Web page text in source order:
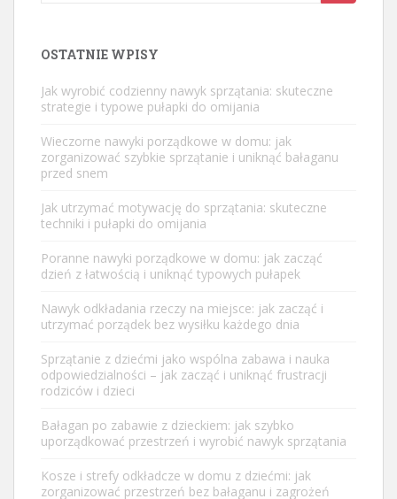
OSTATNIE WPISY
Jak wyrobić codzienny nawyk sprzątania: skuteczne
strategie i typowe pułapki do omijania
Wieczorne nawyki porządkowe w domu: jak
zorganizować szybkie sprzątanie i uniknąć bałaganu
przed snem
Jak utrzymać motywację do sprzątania: skuteczne
techniki i pułapki do omijania
Poranne nawyki porządkowe w domu: jak zacząć
dzień z łatwością i uniknąć typowych pułapek
Nawyk odkładania rzeczy na miejsce: jak zacząć i
utrzymać porządek bez wysiłku każdego dnia
Sprzątanie z dziećmi jako wspólna zabawa i nauka
odpowiedzialności – jak zacząć i uniknąć frustracji
rodziców i dzieci
Bałagan po zabawie z dzieckiem: jak szybko
uporządkować przestrzeń i wyrobić nawyk sprzątania
Kosze i strefy odkładcze w domu z dziećmi: jak
zorganizować przestrzeń bez bałaganu i zagrożeń